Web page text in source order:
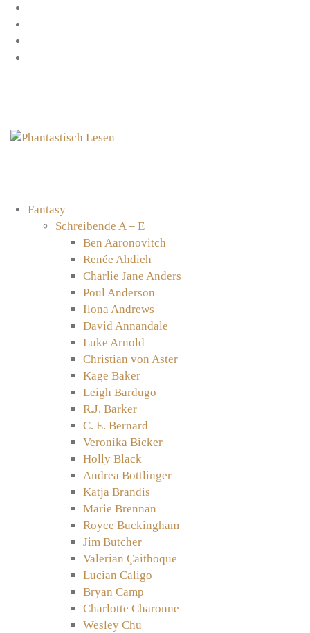
Zum
Inhalt
springen
Fantasy
Schreibende A – E
Ben Aaronovitch
Renée Ahdieh
Charlie Jane Anders
Poul Anderson
Ilona Andrews
David Annandale
Luke Arnold
Christian von Aster
Kage Baker
Leigh Bardugo
R.J. Barker
C. E. Bernard
Veronika Bicker
Holly Black
Andrea Bottlinger
Katja Brandis
Marie Brennan
Royce Buckingham
Jim Butcher
Valerian Çaithoque
Lucian Caligo
Bryan Camp
Charlotte Charonne
Wesley Chu